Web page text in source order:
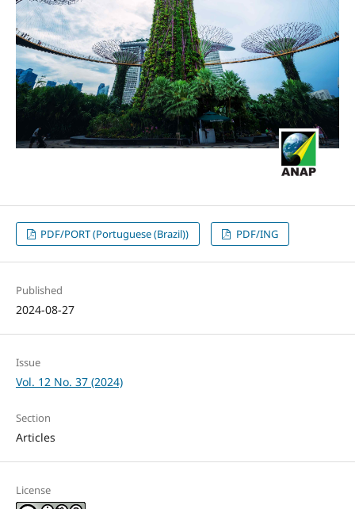
PDF/PORT (Portuguese (Brazil)) PDF/ING
Published
2024-08-27
Issue
Vol. 12 No. 37 (2024)
Section
Articles
License